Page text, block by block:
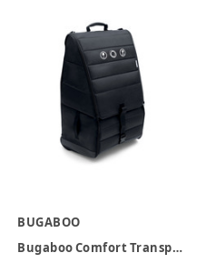
BUGABOO
Bugaboo Comfort Transporttaske